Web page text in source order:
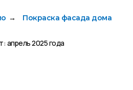
→ Покраска фасада дома
апрель 2025 года